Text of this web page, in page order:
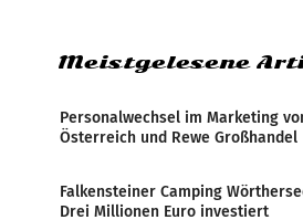
Meistgelesene
Personalwechsel im Marketing
Österreich und Rewe Großhandel
Falkensteiner Camping
Drei Millionen Euro investiert